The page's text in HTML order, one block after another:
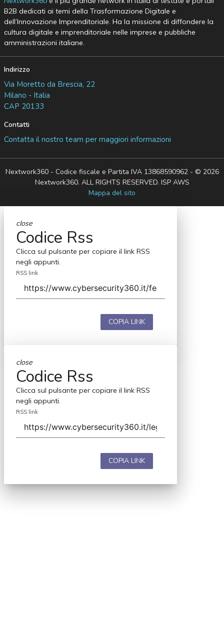
B2B dedicati ai temi della Trasformazione Digitale e
dell’Innovazione Imprenditoriale. Ha la missione di diffondere la
cultura digitale e imprenditoriale nelle imprese e pubbliche
amministrazioni italiane.
Indirizzo
Via Moretto da Brescia, 22
Milano - Italia
CAP 20133
Contatti
Contatta il nostro team per maggiori informazioni
Nextwork360 - Codice fiscale e Partita IVA 13868590962 - © 2026
Nextwork360. ALL RIGHTS RESERVED. ISP AWS
Mappa del sito
close
Codice Rss
Clicca sul pulsante per copiare il link RSS
negli appunti.
RSS link
COPIA LINK
close
Codice Rss
Clicca sul pulsante per copiare il link RSS
negli appunti.
RSS link
COPIA LINK